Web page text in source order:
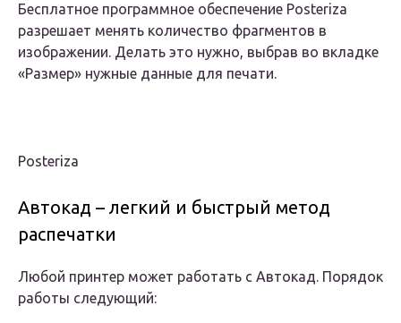
Бесплатное программное обеспечение Posteriza
разрешает менять количество фрагментов в
изображении. Делать это нужно, выбрав во вкладке
«Размер» нужные данные для печати.
Posteriza
Автокад – легкий и быстрый метод
распечатки
Любой принтер может работать с Автокад. Порядок
работы следующий: